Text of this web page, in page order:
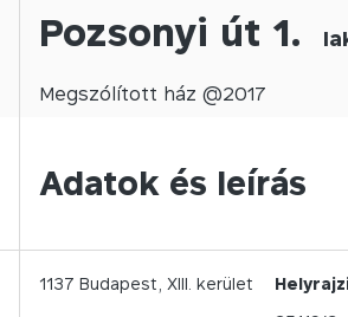
Pozsonyi út 1.
Megszólított ház @2017
Adatok és leírás
1137 Budapest, XIII. kerület